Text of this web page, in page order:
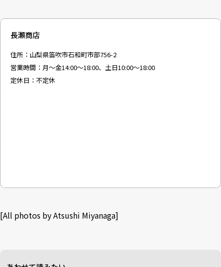
長瀬商店
住所：山梨県笛吹市石和町市部756-2
営業時間：月～金14:00～18:00、土日10:00～18:00
定休日：不定休
[All photos by Atsushi Miyanaga]